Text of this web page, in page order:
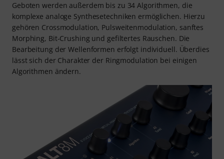
Geboten werden außerdem bis zu 34 Algorithmen, die
komplexe analoge Synthesetechniken ermöglichen. Hierzu
gehören Crossmodulation, Pulsweitenmodulation, sanftes
Morphing, Bit-Crushing und gefiltertes Rauschen. Die
Bearbeitung der Wellenformen erfolgt individuell. Überdies
lässt sich der Charakter der Ringmodulation bei einigen
Algorithmen ändern.